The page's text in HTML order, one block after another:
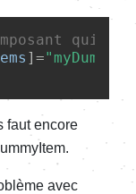
qui
]=
faut encore
avec